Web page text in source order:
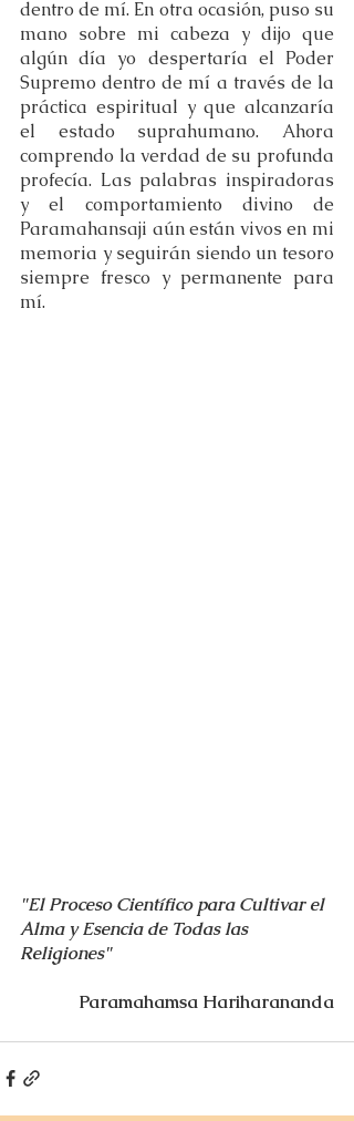
dentro de mí. En otra ocasión, puso su
mano sobre mi cabeza y dijo que
algún día yo despertaría el Poder
Supremo dentro de mí a través de la
práctica espiritual y que alcanzaría
el estado suprahumano. Ahora
comprendo la verdad de su profunda
profecía. Las palabras inspiradoras
y el comportamiento divino de
Paramahansaji aún están vivos en mi
memoria y seguirán siendo un tesoro
siempre fresco y permanente para
mí.
"El Proceso Científico para Cultivar el
Alma y Esencia de Todas las
Religiones"
Paramahamsa Hariharananda